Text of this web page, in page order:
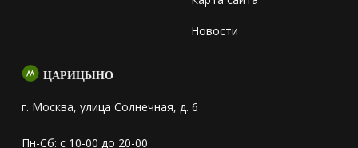
Новости
ЦАРИЦЫНО
г. Москва, улица Солнечная, д. 6
Пн-Сб: с 10-00 до 20-00